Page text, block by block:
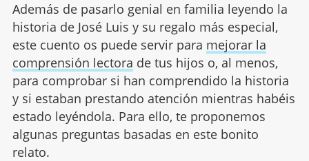
Además de pasarlo genial en familia leyendo la
historia de José Luis y su regalo más especial,
este cuento os puede servir para mejorar la
comprensión lectora de tus hijos o, al menos,
para comprobar si han comprendido la historia
y si estaban prestando atención mientras habéis
estado leyéndola. Para ello, te proponemos
algunas preguntas basadas en este bonito
relato.